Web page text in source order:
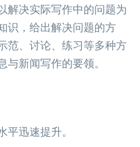
解决实际写作中的问题为
识，给出解决问题的方
范、讨论、练习等多种方
与新闻写作的要领。
平迅速提升。